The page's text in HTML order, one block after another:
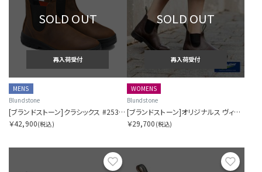
表示順を指定する
表示件数を指定する
SOLD OUT
再入荷受付
MENS
Blundstone
[ブランドストーン]クラシックス #2536 フィルソン
￥42,900(税込)
SOLD OUT
再入荷受付
WOMENS
Blundstone
[ブランドストーン]オリジナルス ヴィーガン BS2116
￥29,700 (税込)
お気に入り